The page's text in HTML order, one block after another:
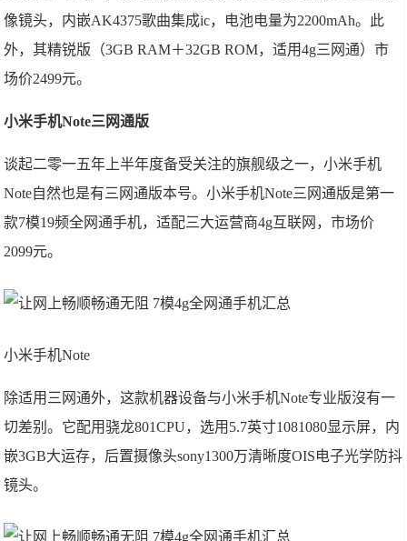
像镜头，内嵌AK4375歌曲集成ic，电池电量为2200mAh。此
外，其精锐版（3GB RAM＋32GB ROM，适用4g三网通）市
场价2499元。
小米手机Note三网通版
谈起二零一五年上半年度备受关注的旗舰级之一，小米手机
Note自然也是有三网通版本号。小米手机Note三网通版是第一
款7模19频全网通手机，适配三大运营商4g互联网，市场价
2099元。
小米手机Note
除适用三网通外，这款机器设备与小米手机Note专业版沒有一
切差别。它配用骁龙801CPU，选用5.7英寸1081080显示屏，内
嵌3GB大运存，后置摄像头sony1300万清晰度OIS电子光学防抖
镜头。